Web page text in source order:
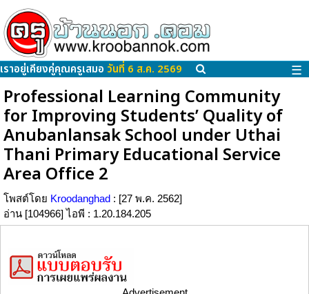
เราอยู่เคียงคู่คุณครูเสมอ วันที่ 6 ส.ค. 2569 ☰
Professional Learning Community
for Improving Students’ Quality of
Anubanlansak School under Uthai
Thani Primary Educational Service
Area Office 2
โพสต์โดย Kroodanghad : [27 พ.ค. 2562]
อ่าน [104966] ไอพี : 1.20.184.205